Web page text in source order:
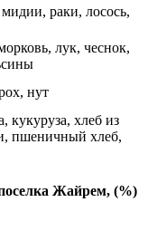
раки, лосось,
лук, чеснок,
нут
кукуруза, хлеб из
пшеничный хлеб,
Жайрем, (%)